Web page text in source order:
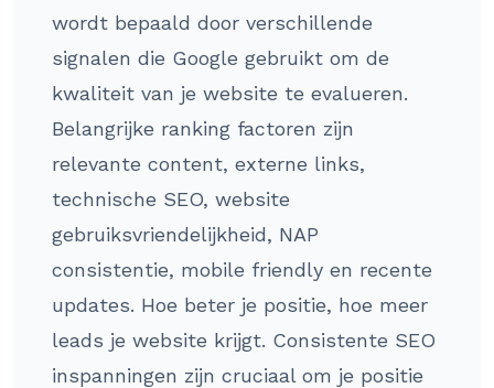
wordt bepaald door verschillende
signalen die Google gebruikt om de
kwaliteit van je website te evalueren.
Belangrijke ranking factoren zijn
relevante content, externe links,
technische SEO, website
gebruiksvriendelijkheid, NAP
consistentie, mobile friendly en recente
updates. Hoe beter je positie, hoe meer
leads je website krijgt. Consistente SEO
inspanningen zijn cruciaal om je positie